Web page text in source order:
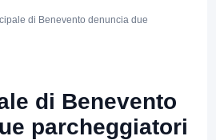
di Benevento denuncia due
di Benevento
parcheggiatori